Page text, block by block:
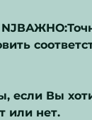
ВАЖНО:
если Вы
столу. Таким образом мы можем быть в курсе чего хватает или нет.